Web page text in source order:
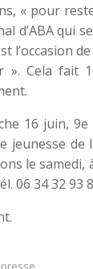
« pour
d’ABA qui
l’occasion
». Cela fait
16 juin,
jeunesse
le samedi,
06 34 32 93